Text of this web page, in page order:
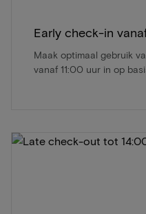
Early check-in
Maak optimaal gebruik
vanaf 11:00 uur in op